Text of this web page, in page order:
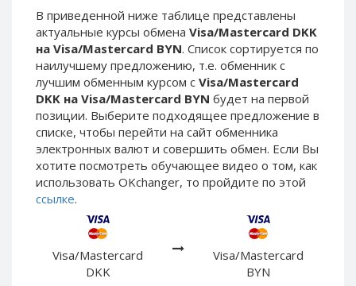
В приведенной ниже таблице представлены
актуальные курсы обмена Visa/Mastercard DKK
на Visa/Mastercard BYN. Список сортируется по
наилучшему предложению, т.е. обменник с
лучшим обменным курсом с Visa/Mastercard
DKK на Visa/Mastercard BYN будет на первой
позиции. Выберите подходящее предложение в
списке, чтобы перейти на сайт обменника
электронных валют и совершить обмен. Если Вы
хотите посмотреть обучающее видео о том, как
использовать OKchanger, то пройдите по этой
ссылке.
Visa/Mastercard
DKK
Visa/Mastercard
BYN
ЮMoney RUB
ЮMoney KZT
PayPal USD
PayPal EUR
PayPal GBP
PayPal CAD
PayPal AUD
PayPal RUB
PayPal CZK
PayPal DKK
PayPal HKD
ЮMoney RUB
ЮMoney KZT
PayPal USD
PayPal EUR
PayPal GBP
PayPal CAD
PayPal AUD
PayPal RUB
PayPal DKK
PayPal HKD
PayPal JPY